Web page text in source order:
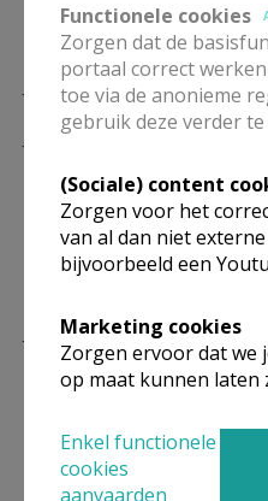
PATROONHEILIGE SINT-
Jacobus de Mindere
Jacobus de Mindere
broer van de evangelist
Maria Cleophas en wordt
de broer van Jezus
Jakobus de Mindere was
in Jeruzalem (Hand 12).
Samen met de apostel
Mindere herdacht op 3 mei.
Functionele cookies
Zorgen dat de
portaal correct
toe via de anonieme
gebruik deze verder
(Sociale) content
Zorgen voor het
van al dan niet
bijvoorbeeld een
Marketing cookies
Zorgen ervoor dat we
op maat kunnen laten
Enkel functionele
cookies
aanvaarden